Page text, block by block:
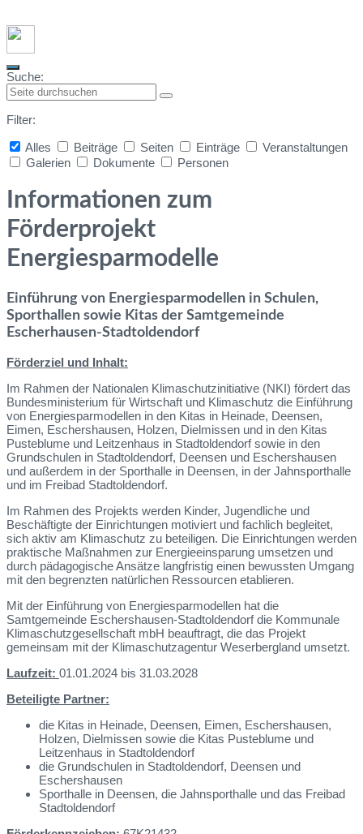
Suche:
Filter:
Alles
Beiträge Seiten Einträge
Veranstaltungen
Galerien
Dokumente Personen
search
Informationen zum
Förderprojekt
Energiesparmodelle
Einführung von Energiesparmodellen in Schulen,
Sporthallen sowie Kitas der Samtgemeinde
Escherhausen-Stadtoldendorf
Förderziel und Inhalt:
Im Rahmen der Nationalen Klimaschutzinitiative (NKI) fördert das
Bundesministerium für Wirtschaft und Klimaschutz die Einführung
von Energiesparmodellen in den Kitas in Heinade, Deensen,
Eimen, Eschershausen, Holzen, Dielmissen und in den Kitas
Pusteblume und Leitzenhaus in Stadtoldendorf sowie in den
Grundschulen in Stadtoldendorf, Deensen und Eschershausen
und außerdem in der Sporthalle in Deensen, in der Jahnsporthalle
und im Freibad Stadtoldendorf.
Im Rahmen des Projekts werden Kinder, Jugendliche und
Beschäftigte der Einrichtungen motiviert und fachlich begleitet,
sich aktiv am Klimaschutz zu beteiligen. Die Einrichtungen werden
praktische Maßnahmen zur Energieeinsparung umsetzen und
durch pädagogische Ansätze langfristig einen bewussten Umgang
mit den begrenzten natürlichen Ressourcen etablieren.
Mit der Einführung von Energiesparmodellen hat die
Samtgemeinde Eschershausen-Stadtoldendorf die Kommunale
Klimaschutzgesellschaft mbH beauftragt, die das Projekt
gemeinsam mit der Klimaschutzagentur Weserbergland umsetzt.
Laufzeit: 01.01.2024 bis 31.03.2028
Beteiligte Partner:
die Kitas in Heinade, Deensen, Eimen, Eschershausen,
Holzen, Dielmissen sowie die Kitas Pusteblume und
Leitzenhaus in Stadtoldendorf
die Grundschulen in Stadtoldendorf, Deensen und
Eschershausen
Sporthalle in Deensen, die Jahnsporthalle und das Freibad
Stadtoldendorf